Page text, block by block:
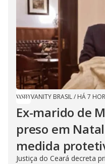
VANITY BRASIL/ HÁ 7
Ex-marido de
preso em
medida
Justiça do Ceará decreta